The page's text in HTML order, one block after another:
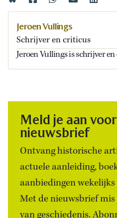
Jeroen Vullings
Schrijver en criticus
Jeroen Vullings is schrijver
Meld je aan
nieuwsbrief
Ontvang historische
actuele aanleiding,
aanbiedingen
Met de nieuwsbrief
van geschiedenis.